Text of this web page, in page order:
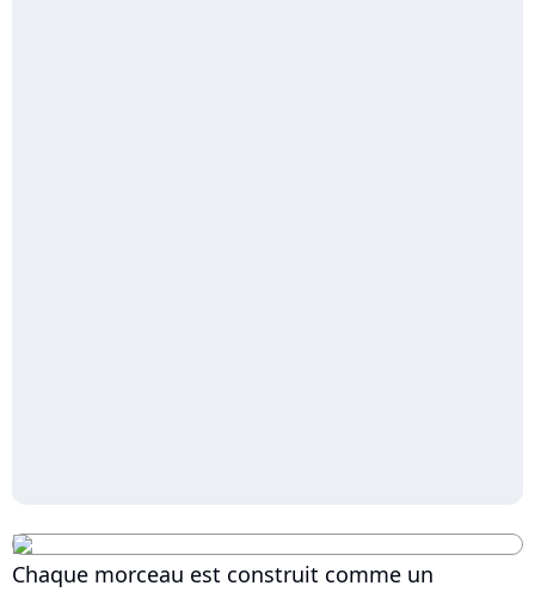
Chaque morceau est construit comme un